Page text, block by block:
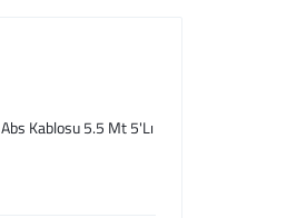
Hesap oluştur
Abs Kablosu 5.5 Mt 5'Lı